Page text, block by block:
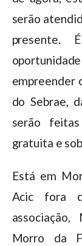
serão
presente.
empreender
do Sebrae,
serão
gratuita e
Está em
Acic fora
Morro da